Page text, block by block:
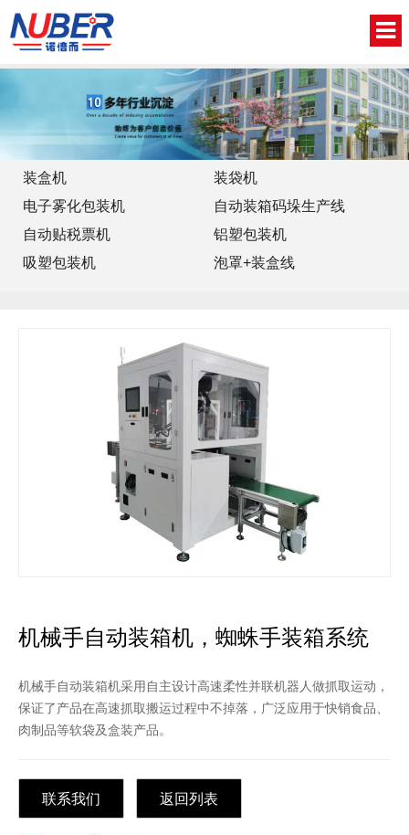
关于我们
新闻中心
产品中心
视频中心
装盒机
装袋机
电子雾化包装机
自动装箱码垛生产线
自动贴税票机
铝塑包装机
吸塑包装机
泡罩+装盒线
机械手自动装箱机，蜘蛛手装箱系统
机械手自动装箱机采用自主设计高速柔性并联机器人做抓取运动，
保证了产品在高速抓取搬运过程中不掉落，广泛应用于快销食品、
肉制品等软袋及盒装产品。
联系我们 返回列表